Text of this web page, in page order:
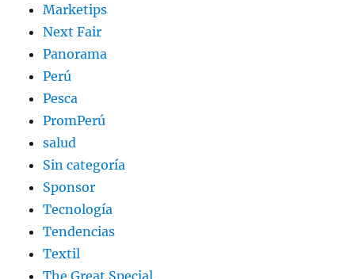
Marketips
Next Fair
Panorama
Perú
Pesca
PromPerú
salud
Sin categoría
Sponsor
Tecnología
Tendencias
Textil